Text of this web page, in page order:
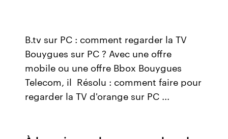
B.tv sur PC : comment regarder la TV
Bouygues sur PC ? Avec une offre
mobile ou une offre Bbox Bouygues
Telecom, il Résolu : comment faire pour
regarder la TV d'orange sur PC ...